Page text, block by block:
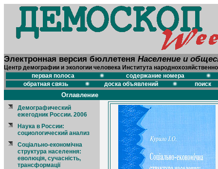
Электронная версия бюллетеня Население и
Центр демографии и экологии человека Института
первая полоса
содержание номера
обратная связь
доска объявлений поиск
Оглавление
Демографический
ежегодник России. 2006
Наука в России:
социологический анализ
Соціально-економічна
структура населення:
еволюція, сучасність,
трансформації